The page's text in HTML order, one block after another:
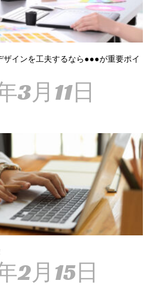
ザインを工夫するなら●●●が重要ポイ
3月11日
2月15日